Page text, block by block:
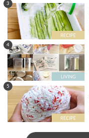
3
4
5